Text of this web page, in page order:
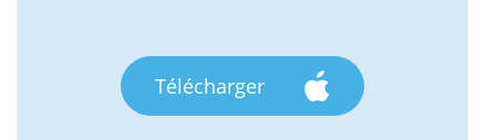
Télécharger